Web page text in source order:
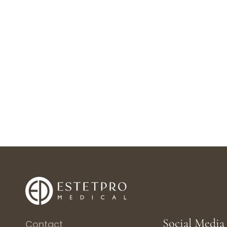
Contact Social Media